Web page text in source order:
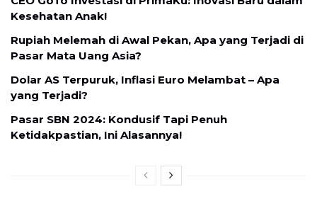
Kesehatan Anak!
Rupiah Melemah di Awal Pekan, Apa yang Terjadi di
Pasar Mata Uang Asia?
Dolar AS Terpuruk, Inflasi Euro Melambat – Apa
yang Terjadi?
Pasar SBN 2024: Kondusif Tapi Penuh
Ketidakpastian, Ini Alasannya!